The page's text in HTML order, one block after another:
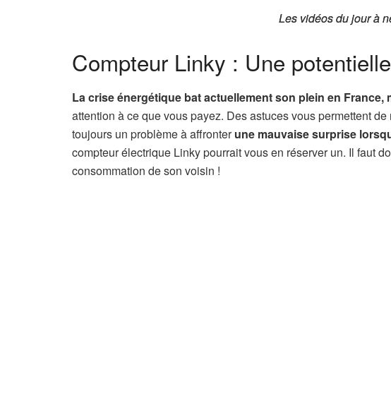
Les vidéos du jour à
Les vidéos du jour à
Compteur Linky : Une
La crise énergétique bat actuellement son plein en France,
attention à ce que vous payez. Des astuces vous permettent
toujours un problème à affronterune mauvaise surprise
compteur électrique Linky pourrait vous en réserver un. Il faut
consommation de son voisin !